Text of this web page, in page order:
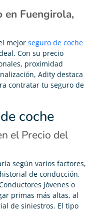
en Fuengirola,
mejor seguro de coche
Con su precio
proximidad
Adity destaca
contratar tu seguro de
coche
el Precio del
según varios factores,
de conducción,
jóvenes o
primas más altas, al
de siniestros. El tipo